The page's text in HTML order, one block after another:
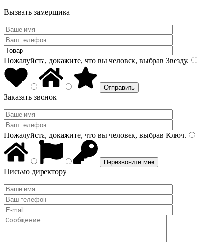
Вызвать замерщика
Пожалуйста, докажите, что вы человек, выбрав Звезду.
Заказать звонок
Пожалуйста, докажите, что вы человек, выбрав Ключ.
Письмо директору